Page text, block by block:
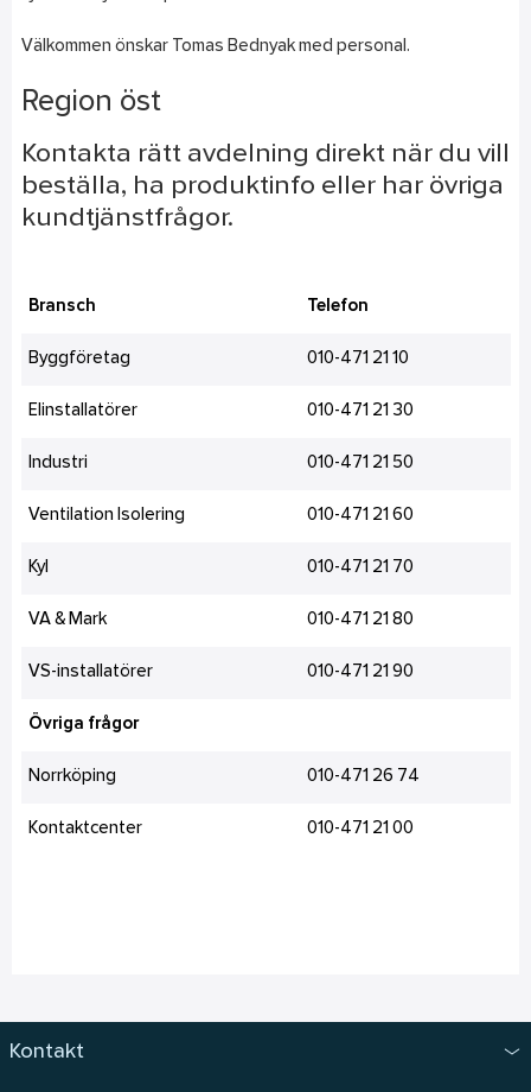
Välkommen önskar Tomas Bednyak med personal.
Region öst
Kontakta rätt avdelning direkt när du vill
beställa, ha produktinfo eller har övriga
kundtjänstfrågor.
Bransch Telefon
Byggföretag 010-471 21 10
Elinstallatörer 010-471 21 30
Industri 010-471 21 50
Ventilation Isolering 010-471 21 60
Kyl 010-471 21 70
VA & Mark 010-471 21 80
VS-installatörer 010-471 21 90
Övriga frågor
Norrköping 010-471 26 74
Kontaktcenter 010-471 21 00
Kontakt